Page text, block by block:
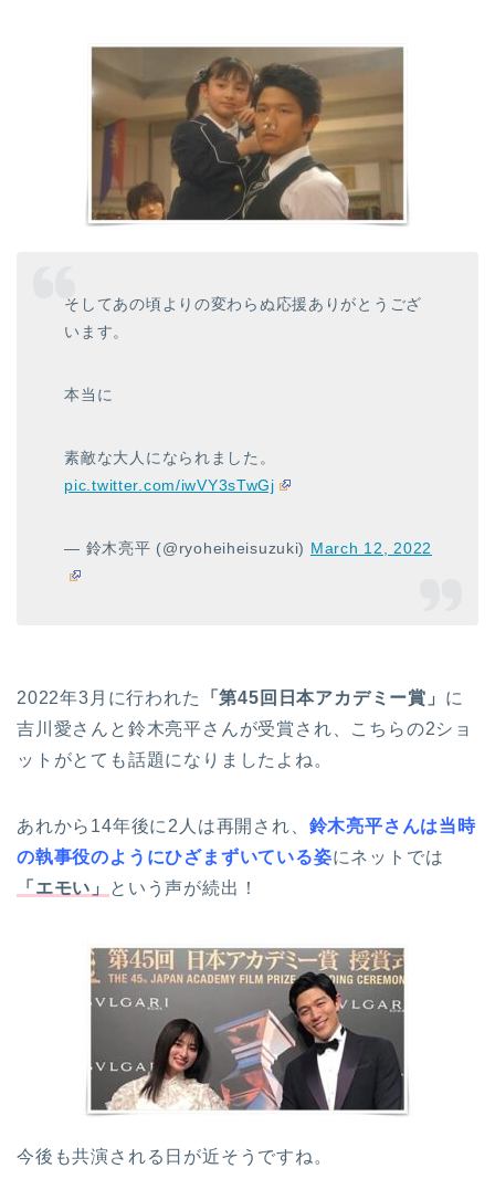
そしてあの頃よりの変わらぬ応援ありがとうござ
います。
本当に
素敵な大人になられました。
pic.twitter.com/iwVY3sTwGj
— 鈴木亮平 (@ryoheiheisuzuki) March 12, 2022
2022年3月に行われた 「第45回日本アカデミー賞」 に
吉川愛さんと鈴木亮平さんが受賞され、こちらの2ショ
ットがとても話題になりましたよね。
あれから14年後に2人は再開され、 鈴木亮平さんは当時
の執事役のようにひざまずいている姿にネットでは
「エモい」
という声が続出！
今後も共演される日が近そうですね。